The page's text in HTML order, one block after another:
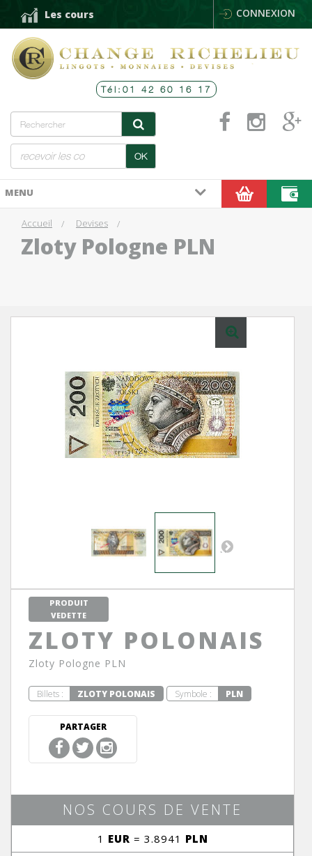
CONNEXION
Les cours
Tél:01 42 60 16 17
OK
MENU
Accueil Devises
Zloty Pologne PLN
Next
PRODUIT
VEDETTE
ZLOTY POLONAIS
Zloty Pologne PLN
Billets : ZLOTY POLONAIS Symbole : PLN
PARTAGER
NOS COURS DE VENTE
1 EUR = 3.8941 PLN